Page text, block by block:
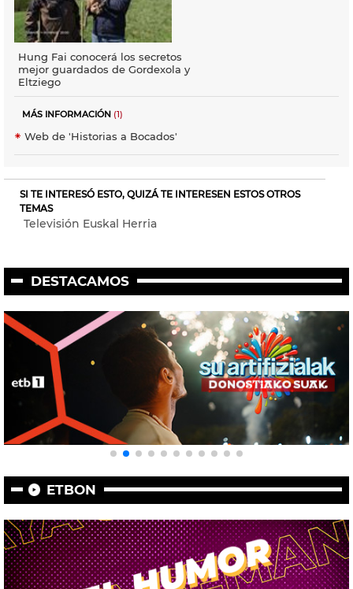
Hung Fai conocerá los secretos
mejor guardados de Gordexola y
Eltziego
MÁS INFORMACIÓN (1)
Web de 'Historias a Bocados'
SI TE INTERESÓ ESTO, QUIZÁ TE INTERESEN ESTOS OTROS
TEMAS
Televisión Euskal Herria
DESTACAMOS
ETBON